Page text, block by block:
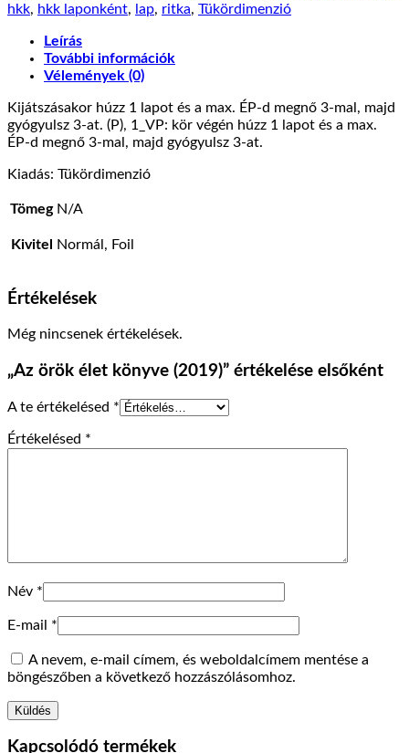
hkk, hkk laponként, lap, ritka, Tükördimenzió
Leírás
További információk
Vélemények (0)
Kijátszásakor húzz 1 lapot és a max. ÉP-d megnő 3-mal, majd
gyógyulsz 3-at. (P), 1_VP: kör végén húzz 1 lapot és a max.
ÉP-d megnő 3-mal, majd gyógyulsz 3-at.
Kiadás: Tükördimenzió
Tömeg N/A
Kivitel Normál, Foil
Értékelések
Még nincsenek értékelések.
„Az örök élet könyve (2019)” értékelése elsőként
A te értékelésed *
Értékelésed *
Név *
E-mail *
A nevem, e-mail címem, és weboldalcímem mentése a
böngészőben a következő hozzászólásomhoz.
Kapcsolódó termékek